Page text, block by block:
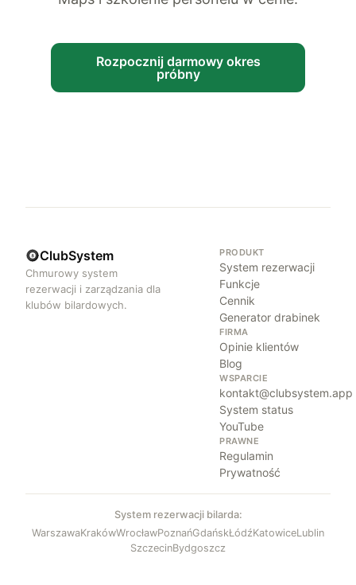
Rozpocznij darmowy okres
próbny
ClubSystem
Chmurowy system
rezerwacji i zarządzania dla
klubów bilardowych.
PRODUKT
System rezerwacji
Funkcje
Cennik
Generator drabinek
FIRMA
Opinie klientów
Blog
WSPARCIE
kontakt@clubsystem.app
System status
YouTube
PRAWNE
Regulamin
Prywatność
System rezerwacji bilarda:
WarszawaKrakówWrocławPoznańGdańskŁódźKatowiceLublin
SzczecinBydgoszcz